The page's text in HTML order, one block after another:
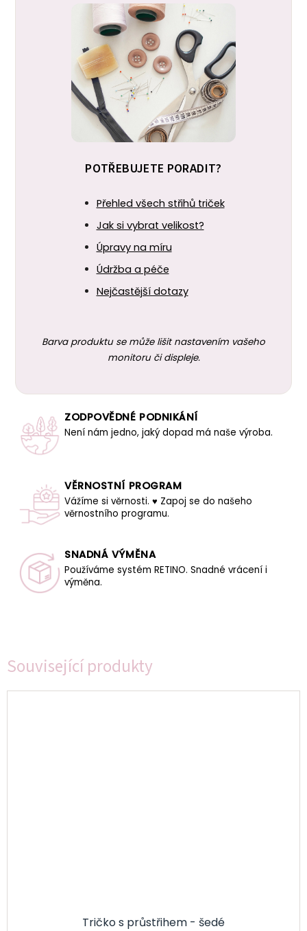
Související produkty
Tričko s průstřihem - šedé
POTŘEBUJETE PORADIT?
Přehled všech střihů triček
Jak si vybrat velikost?
Úpravy na míru
Údržba a péče
Nejčastější dotazy
Barva produktu se může lišit nastavením vašeho
monitoru či displeje.
ZODPOVĚDNÉ PODNIKÁNÍ
Není nám jedno, jaký dopad má naše výroba.
VĚRNOSTNÍ PROGRAM
Vážíme si věrnosti. ♥ Zapoj se do našeho
věrnostního programu.
SNADNÁ VÝMĚNA
Používáme systém RETINO. Snadné vrácení i
výměna.